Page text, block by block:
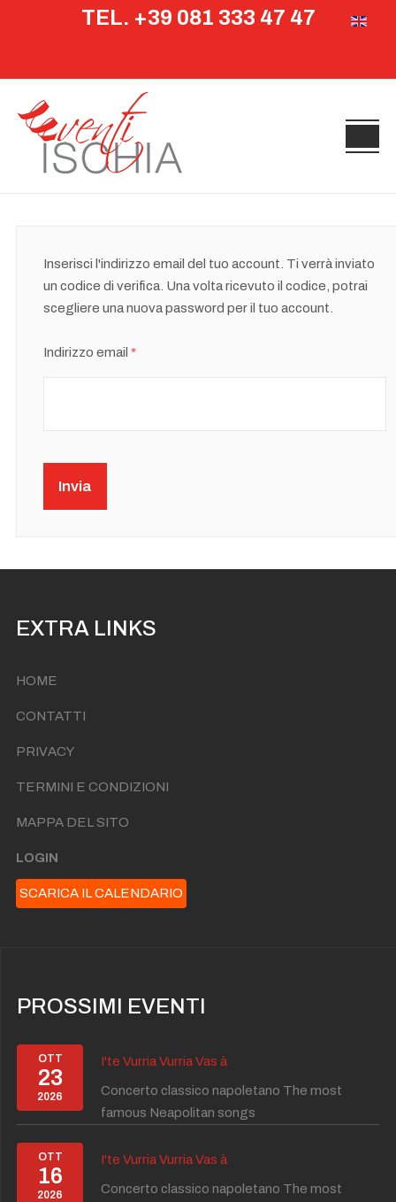
TEL. +39 081 333 47 47
Inserisci l'indirizzo email del tuo account. Ti verrà inviato
un codice di verifica. Una volta ricevuto il codice, potrai
scegliere una nuova password per il tuo account.
Indirizzo email *
Invia
EXTRA LINKS
HOME
CONTATTI
PRIVACY
TERMINI E CONDIZIONI
MAPPA DEL SITO
LOGIN
SCARICA IL CALENDARIO
PROSSIMI EVENTI
OTT
23
2026
I'te Vurria Vurria Vas à
Concerto classico napoletano The most
famous Neapolitan songs
OTT
16
2026
I'te Vurria Vurria Vas à
Concerto classico napoletano The most